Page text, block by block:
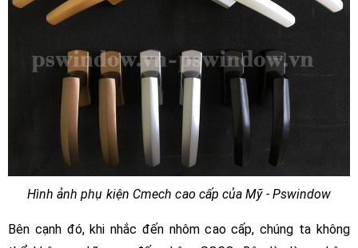
Hình ảnh phụ kiện Cmech cao cấp của Mỹ - Pswindow
Bên cạnh đó, khi nhắc đến nhôm cao cấp, chúng ta không